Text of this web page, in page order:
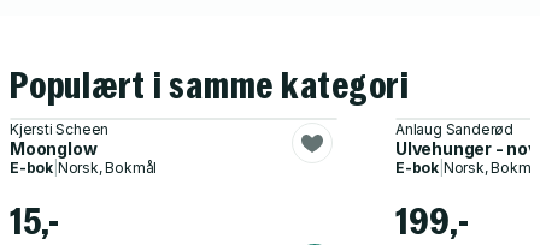
Populært i samme kategori
Kjersti Scheen
Moonglow
E-bok Norsk, Bokmål
15,-
Anlaug Sanderød
Ulvehunger -
E-bok| Norsk,
199,-